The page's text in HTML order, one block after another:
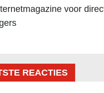
voor
REACTIES